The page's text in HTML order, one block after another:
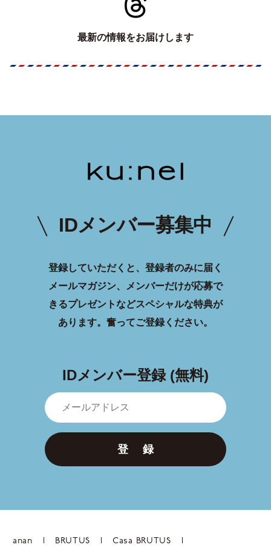
最新の情報をお届けします
IDメンバー募集中
登録していただくと、登録者のみに届く
メールマガジン、メンバーだけが応募で
きるプレゼントなどスペシャルな特典が
あります。 奮ってご登録ください。
IDメンバー登録 (無料)
登 録
anan BRUTUS Casa BRUTUS